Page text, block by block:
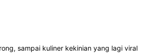
sampai kuliner kekinian yang lagi viral